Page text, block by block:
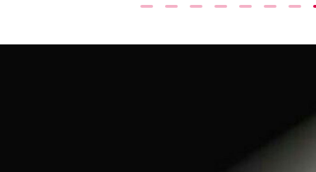
Dissabte 1 d'agost
Diumenge 2 d'agost
Dilluns 3 d'agost
Dimarts 4
Dimecres
Dijous